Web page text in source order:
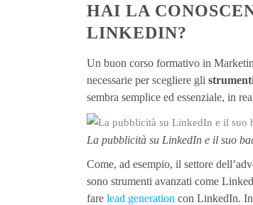
HAI LA
LINKEDIN?
Un buon corso formativo in
necessarie per scegliere gli
sembra semplice ed essenziale, in
La pubblicità su LinkedIn e il suo
Come, ad esempio, il settore
sono strumenti avanzati come
fare lead generation con LinkedIn.